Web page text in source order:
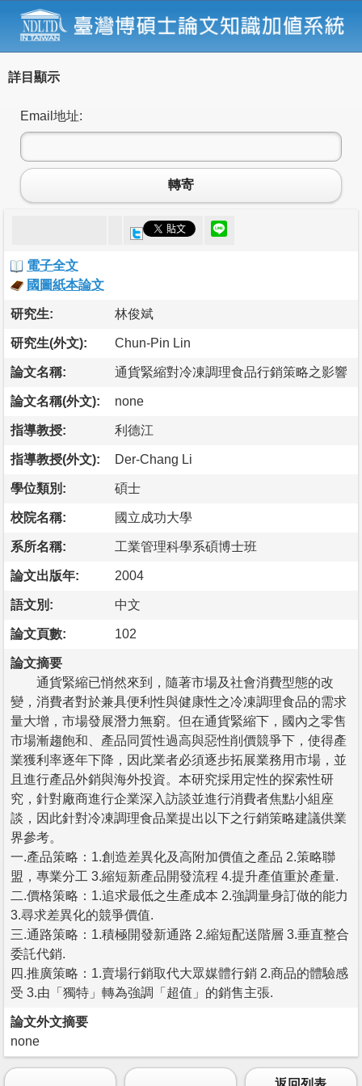
詳目顯示
Email地址:
轉寄
電子全文
國圖紙本論文
研究生: 林俊斌
研究生(外文): Chun-Pin Lin
論文名稱: 通貨緊縮對冷凍調理食品行銷策略之影響
論文名稱(外文): none
指導教授: 利德江
指導教授(外文): Der-Chang Li
學位類別: 碩士
校院名稱: 國立成功大學
系所名稱: 工業管理科學系碩博士班
論文出版年: 2004
語文別: 中文
論文頁數: 102
論文摘要
通貨緊縮已悄然來到，隨著市場及社會消費型態的改
變，消費者對於兼具便利性與健康性之冷凍調理食品的需求
量大增，市場發展潛力無窮。但在通貨緊縮下，國內之零售
市場漸趨飽和、產品同質性過高與惡性削價競爭下，使得產
業獲利率逐年下降，因此業者必須逐步拓展業務用市場，並
且進行產品外銷與海外投資。本研究採用定性的探索性研
究，針對廠商進行企業深入訪談並進行消費者焦點小組座
談，因此針對冷凍調理食品業提出以下之行銷策略建議供業
界參考。
一.產品策略：1.創造差異化及高附加價值之產品 2.策略聯
盟，專業分工 3.縮短新產品開發流程 4.提升產值重於產量.
二.價格策略：1.追求最低之生產成本 2.強調量身訂做的能力
3.尋求差異化的競爭價值.
三.通路策略：1.積極開發新通路 2.縮短配送階層 3.垂直整合
委託代銷.
四.推廣策略：1.賣場行銷取代大眾媒體行銷 2.商品的體驗感
受 3.由「獨特」轉為強調「超值」的銷售主張.
論文外文摘要
none